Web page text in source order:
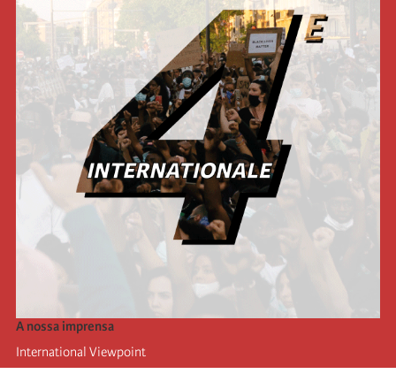
A nossa imprensa
International Viewpoint